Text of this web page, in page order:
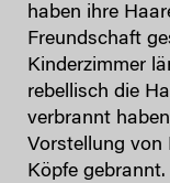
haben ihre
Freundschaft
Kinderzimmer
rebellisch die
verbrannt
Vorstellung von
Köpfe